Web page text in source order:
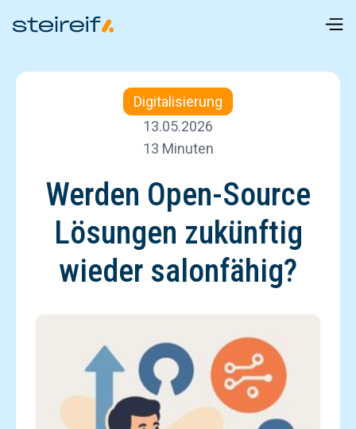
Digitalisierung
13.05.2026
13 Minuten
Werden Open-Source
Lösungen zukünftig
wieder salonfähig?